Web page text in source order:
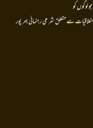
لوگوں کو
سے متعلق شرعی رہنمائی بھر پور